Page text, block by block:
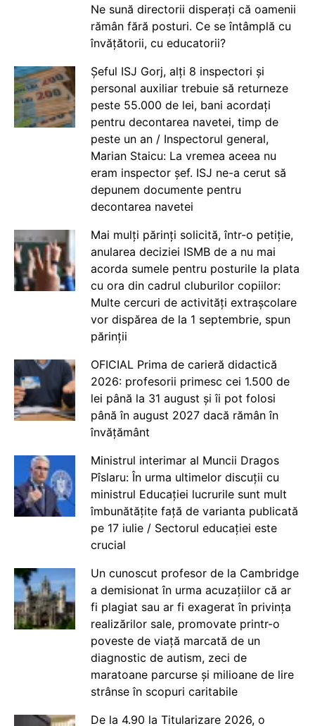
Ne sună directorii disperați că oamenii
rămân fără posturi. Ce se întâmplă cu
învățătorii, cu educatorii?
Șeful ISJ Gorj, alți 8 inspectori și
personal auxiliar trebuie să returneze
peste 55.000 de lei, bani acordați
pentru decontarea navetei, timp de
peste un an / Inspectorul general,
Marian Staicu: La vremea aceea nu
eram inspector șef. ISJ ne-a cerut să
depunem documente pentru
decontarea navetei
Mai mulți părinți solicită, într-o petiție,
anularea deciziei ISMB de a nu mai
acorda sumele pentru posturile la plata
cu ora din cadrul cluburilor copiilor:
Multe cercuri de activități extrașcolare
vor dispărea de la 1 septembrie, spun
părinții
OFICIAL Prima de carieră didactică
2026: profesorii primesc cei 1.500 de
lei până la 31 august și îi pot folosi
până în august 2027 dacă rămân în
învățământ
Ministrul interimar al Muncii Dragos
Pîslaru: În urma ultimelor discuții cu
ministrul Educației lucrurile sunt mult
îmbunătățite față de varianta publicată
pe 17 iulie / Sectorul educației este
crucial
Un cunoscut profesor de la Cambridge
a demisionat în urma acuzațiilor că ar
fi plagiat sau ar fi exagerat în privința
realizărilor sale, promovate printr-o
poveste de viață marcată de un
diagnostic de autism, zeci de
maratoane parcurse și milioane de lire
strânse în scopuri caritabile
De la 4.90 la Titularizare 2026, o